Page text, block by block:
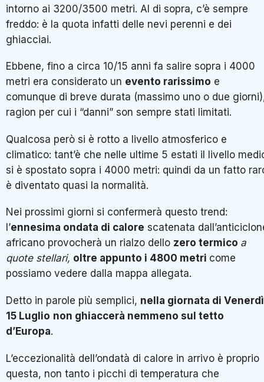
intorno ai 3200/3500 metri. Al di sopra, c’è sempre
freddo: è la quota infatti delle nevi perenni e dei
ghiacciai.
Ebbene, fino a circa 10/15 anni fa salire sopra i 4000
metri era considerato un evento rarissimo e
comunque di breve durata (massimo uno o due
ragion per cui i “danni” son sempre stati limitati.
Qualcosa però si è rotto a livello atmosferico e
climatico: tant’è che nelle ultime 5 estati il livello
si è spostato sopra i 4000 metri: quindi da un fatto
è diventato quasi la normalità.
Nei prossimi giorni si confermerà questo trend:
l’ennesima ondata di calore scatenata
africano provocherà un rialzo dello zero termico a
quote stellari, oltre appunto i 4800 metri come
possiamo vedere dalla mappa allegata.
Detto in parole più semplici, nella giornata di Venerdì
15 Luglio non ghiaccerà nemmeno sul tetto
d’Europa.
L’eccezionalità dell’ondatà di calore in arrivo è proprio
questa, non tanto i picchi di temperatura che